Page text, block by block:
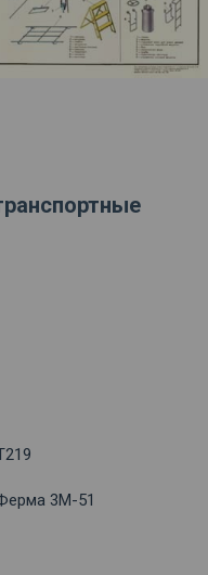
3М-51